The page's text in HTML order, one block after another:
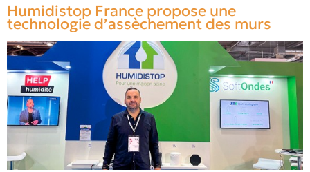
Humidistop France propose une
technologie d’assèchement des murs